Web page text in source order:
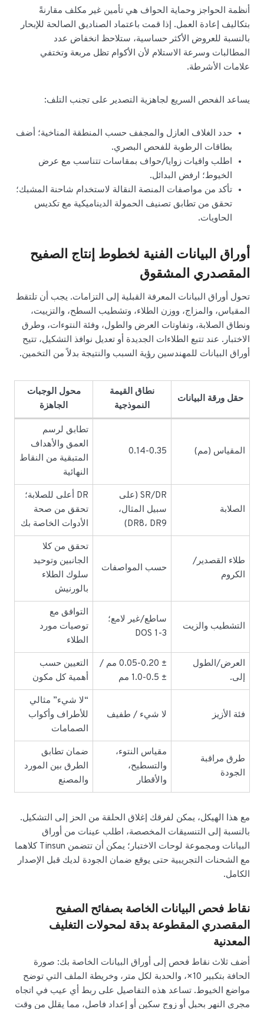
أنظمة الحواجز وحماية الحواف هي تأمين غير مكلف مقارنةً
بتكاليف إعادة العمل. إذا قمت باعتماد الصناديق الصالحة للإبحار
بالنسبة للعروض الأكثر حساسية، ستلاحظ انخفاض عدد
المطالبات وسرعة الاستلام لأن الأكوام تظل مربعة وتختفي
علامات الأشرطة.
يساعد الفحص السريع لجاهزية التصدير على تجنب التلف:
حدد الغلاف العازل والمجفف حسب المنطقة المناخية؛ أضف
بطاقات الرطوبة للفحص البصري.
اطلب واقيات زوايا/حواف بمقاسات تتناسب مع عرض
الخيوط؛ ارفض البدائل.
تأكد من مواصفات المنصة النقالة لاستخدام شاحنة المشبك؛
تحقق من تطابق تصنيف الحمولة الديناميكية مع تكديس
الحاويات.
أوراق البيانات الفنية لخطوط إنتاج الصفيح
المقصدري المشقوق
تحول أوراق البيانات المعرفة القبلية إلى التزامات. يجب أن تلتقط
المقياس، والمزاج، ووزن الطلاء، وتشطيب السطح، والتزييت،
ونطاق الصلابة، وتفاوتات العرض والطول، وفئة النتوءات، وطرق
الاختبار. عند تتبع الطلاءات الجديدة أو تعديل نوافذ التشكيل، تتيح
أوراق البيانات للمهندسين رؤية السبب والنتيجة بدلاً من التخمين.
حقل ورقة البيانات
نطاق القيمة
النموذجية
محول الوجبات
الجاهزة
المقياس (مم) 0.14-0.35
تطابق لرسم
العمق والأهداف
المتبقية من النقاط
النهائية
الصلابة
SR/DR (على
سبيل المثال،
DR8، DR9)
DR أعلى للصلابة؛
تحقق من صحة
الأدوات الخاصة بك
طلاء القصدير/
الكروم
حسب المواصفات
تحقق من كلا
الجانبين وتوحيد
سلوك الطلاء
بالورنيش
التشطيب والزيت
ساطع/غير لامع؛
DOS 1-3
التوافق مع
توصيات مورد
الطلاء
العرض/الطول
إلى.
± 0.05-0.20 مم /
± 0.5-1.0 مم
التعيين حسب
أهمية كل مكون
فئة الأزيز لا شيء / طفيف
“لا شيء” مثالي
للأطراف وأكواب
الصمامات
طرق مراقبة
الجودة
مقياس النتوء،
والتسطيح،
والأقطار
ضمان تطابق
الطرق بين المورد
والمصنع
مع هذا الهيكل، يمكن لفرقك إغلاق الحلقة من الحز إلى التشكيل.
بالنسبة إلى التنسيقات المخصصة، اطلب عينات من أوراق
البيانات ومجموعة لوحات الاختبار؛ يمكن أن تتضمن Tinsun كلاهما
مع الشحنات التجريبية حتى يوقع ضمان الجودة لديك قبل الإصدار
الكامل.
نقاط فحص البيانات الخاصة بصفائح الصفيح
المقصدري المقطوعة بدقة لمحولات التغليف
المعدنية
أضف ثلاث نقاط فحص إلى أوراق البيانات الخاصة بك: صورة
الحافة بتكبير 10×، والحدبة لكل متر، وخريطة الملف التي توضح
مواضع الخيوط. تساعد هذه التفاصيل على ربط أي عيب في اتجاه
مجرى النهر بحبل أو زوج سكين أو إعداد فاصل، مما يقلل من وقت